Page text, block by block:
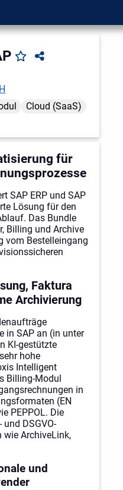
Cloud (SaaS)
für
SAP ERP und SAP
Lösung für den
Das Bundle
Billing und Archive
vom Bestelleingang
Faktura
Archivierung
in SAP an (in unter
KI-gestützte
hohe
Intelligent
Billing-Modul
in
(EN
PEPPOL. Die
DSGVO-
ArchiveLink,
und